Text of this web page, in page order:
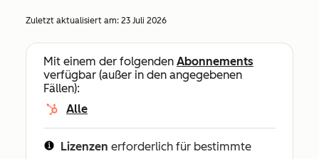
Zuletzt aktualisiert am: 23 Juli 2026
Mit einem der folgenden Abonnements
verfügbar (außer in den angegebenen
Fällen):
Alle
Lizenzen erforderlich für bestimmte